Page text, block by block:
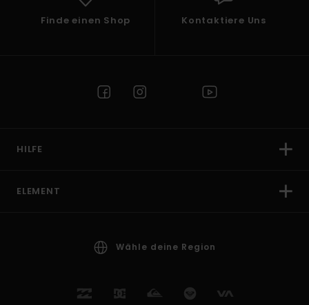
Finde einen Shop Kontaktiere Uns
HILFE
ELEMENT
Wähle deine Region